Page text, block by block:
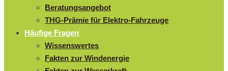
Beratungsangebot
THG-Prämie für Elektro-Fahrzeuge
Häufige Fragen
Wissenswertes
Fakten zur Windenergie